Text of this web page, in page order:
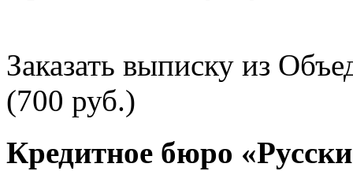
Заказать выписку из
(700 руб.)
Кредитное бюро